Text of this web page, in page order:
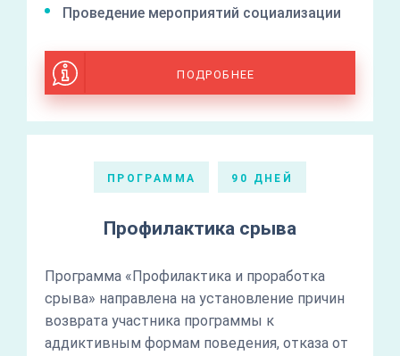
Проведение мероприятий социализации
ПОДРОБНЕЕ
ПРОГРАММА 90 ДНЕЙ
Профилактика срыва
Программа «Профилактика и проработка
срыва» направлена на установление причин
возврата участника программы к
аддиктивным формам поведения, отказа от